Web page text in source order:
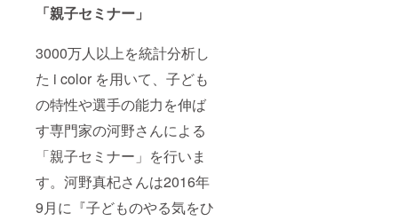
「親子セミナー」
3000万人以上を統計分析し
た i color を用いて、子ども
の特性や選手の能力を伸ば
す専門家の河野さんによる
「親子セミナー」を行いま
す。河野真杞さんは2016年
9月に『子どものやる気をひ